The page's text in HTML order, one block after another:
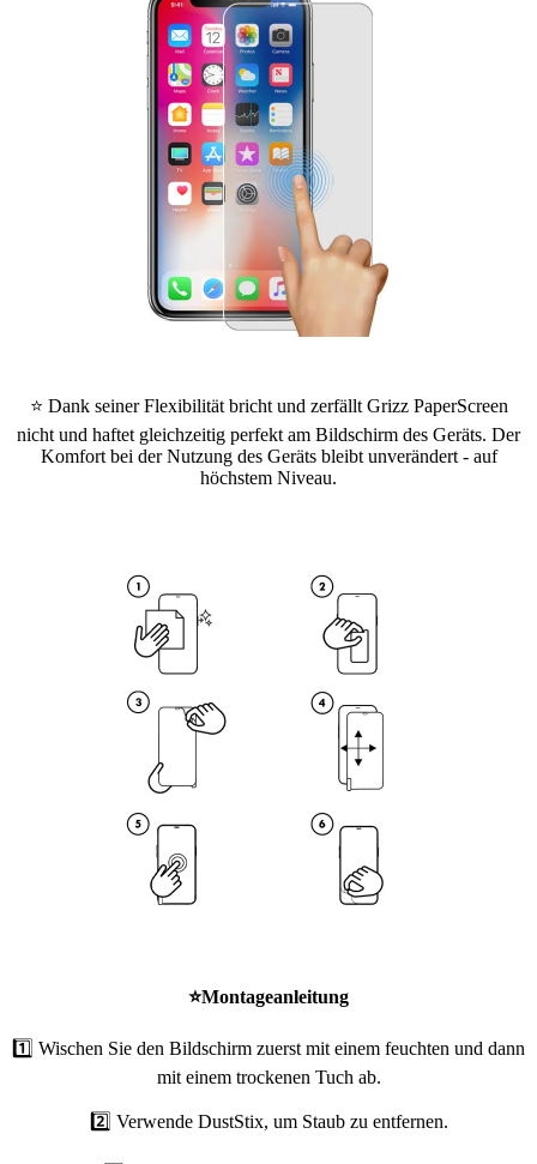
⭐ Dank seiner Flexibilität bricht und zerfällt Grizz PaperScreen
nicht und haftet gleichzeitig perfekt am Bildschirm des Geräts. Der
Komfort bei der Nutzung des Geräts bleibt unverändert - auf
höchstem Niveau.
⭐Montageanleitung
1️⃣ Wischen Sie den Bildschirm zuerst mit einem feuchten und dann
mit einem trockenen Tuch ab.
2️⃣ Verwende DustStix, um Staub zu entfernen.